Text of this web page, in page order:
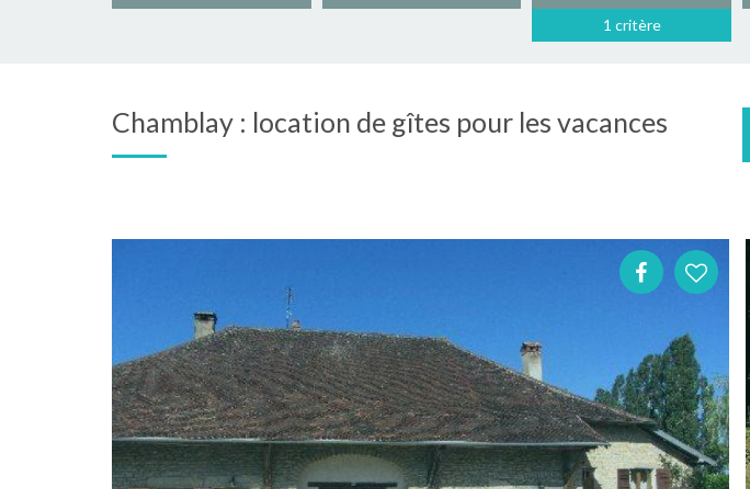
1 critère
Chamblay : location de gîtes pour les vacances